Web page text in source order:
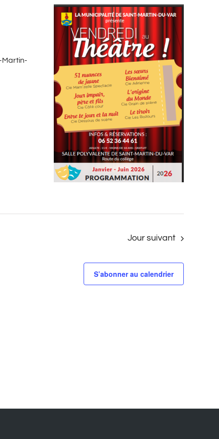
Martin-
Jour suivant
S’abonner au calendrier